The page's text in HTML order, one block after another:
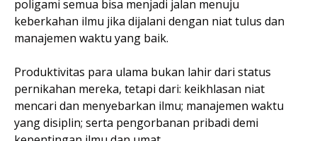
poligami semua bisa menjadi jalan menuju
keberkahan ilmu jika dijalani dengan niat tulus dan
manajemen waktu yang baik.
Produktivitas para ulama bukan lahir dari status
pernikahan mereka, tetapi dari: keikhlasan niat
mencari dan menyebarkan ilmu; manajemen waktu
yang disiplin; serta pengorbanan pribadi demi